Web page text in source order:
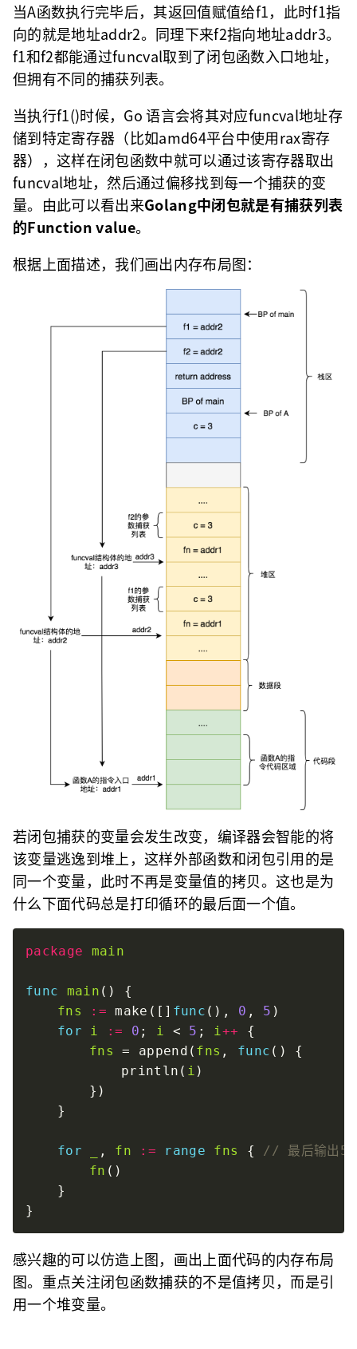
当A函数执行完毕后，其返回值赋值给f1，此时f1指
向的就是地址addr2。同理下来f2指向地址addr3。
f1和f2都能通过funcval取到了闭包函数入口地址，
但拥有不同的捕获列表。
当执行f1()时候，Go 语言会将其对应funcval地址存
储到特定寄存器（比如amd64平台中使用rax寄存
器），这样在闭包函数中就可以通过该寄存器取出
funcval地址，然后通过偏移找到每一个捕获的变
量。由此可以看出来Golang中闭包就是有捕获列表
的Function value。
根据上面描述，我们画出内存布局图：
若闭包捕获的变量会发生改变，编译器会智能的将
该变量逃逸到堆上，这样外部函数和闭包引用的是
同一个变量，此时不再是变量值的拷贝。这也是为
什么下面代码总是打印循环的最后面一个值。
package main
func main
fns
:= make([] func (), 0 , 5
for
i := 0 ; i < 5 ; i++
fns
= append( fns , func
			println(
i
for , fn := range fns
{
fn
感兴趣的可以仿造上图，画出上面代码的内存布局
图。重点关注闭包函数捕获的不是值拷贝，而是引
用一个堆变量。